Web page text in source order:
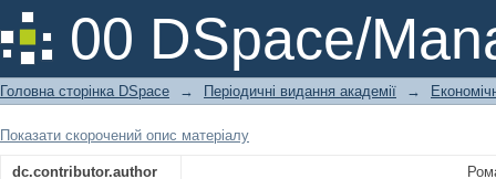
00 DSpace/
Цифровий інструментарій
девелоперських компаній
Головна сторінка DSpace → Періодичні видання академії →
Показати скорочений опис матеріалу
dc.contributor.author